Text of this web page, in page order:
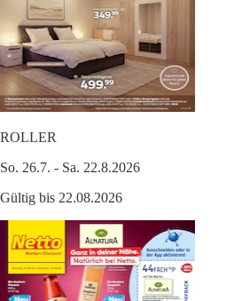
ROLLER
So. 26.7. - Sa. 22.8.2026
Gültig bis 22.08.2026